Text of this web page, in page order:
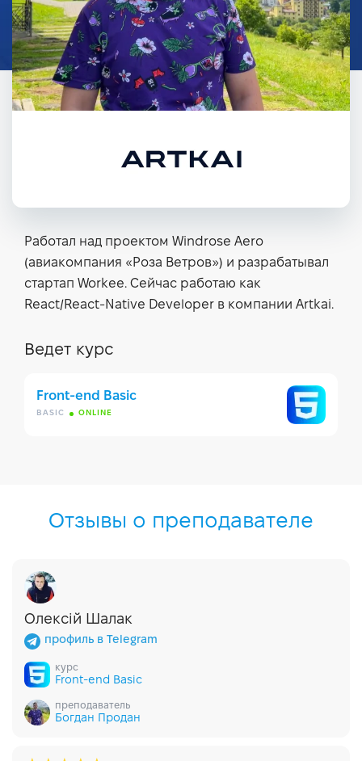
Работал над проектом Windrose Aero
(авиакомпания «Роза Ветров») и разрабатывал
стартап Workee. Сейчас работаю как
React/React-Native Developer в компании Artkai.
Ведет курс
Front-end Basic
BASIC ONLINE
Отзывы о преподавателе
Олексій Шалак
профиль в Telegram
курс
Front-end Basic
преподаватель
Богдан Продан